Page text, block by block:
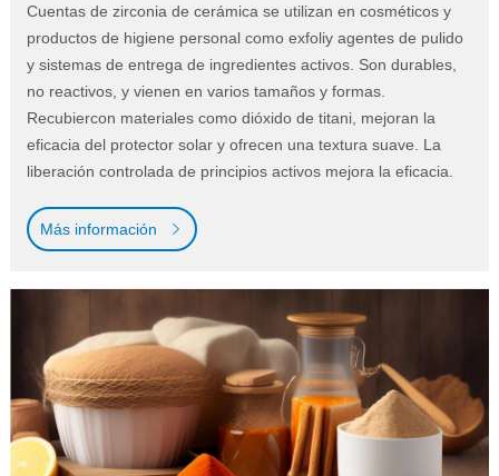
Cuentas de zirconia de cerámica se utilizan en cosméticos y
productos de higiene personal como exfoliy agentes de pulido
y sistemas de entrega de ingredientes activos. Son durables,
no reactivos, y vienen en varios tamaños y formas.
Recubiercon materiales como dióxido de titani, mejoran la
eficacia del protector solar y ofrecen una textura suave. La
liberación controlada de principios activos mejora la eficacia.
Más información